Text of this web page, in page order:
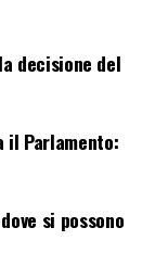
decisione del
il Parlamento:
si possono